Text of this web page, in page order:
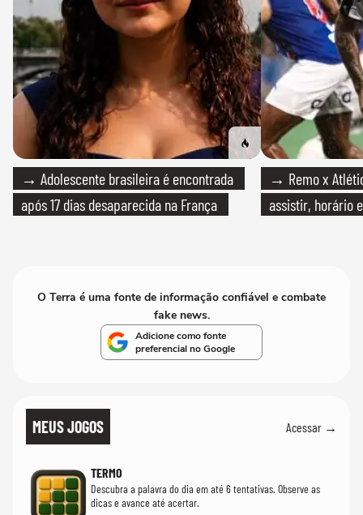
→ Adolescente brasileira é encontrada
após 17 dias desaparecida na França
→ Remo x
assistir, horário
O Terra é uma fonte de informação confiável e combate
fake news.
Adicione como fonte
preferencial no Google
MEUS JOGOS Acessar →
TERMO
Descubra a palavra do dia em até 6 tentativas. Observe as
dicas e avance até acertar.